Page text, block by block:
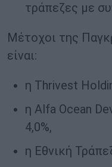
τράπεζες με
Μέτοχοι της
είναι:
η Thrivest
η Alfa Ocean
4,0%,
η Εθνική